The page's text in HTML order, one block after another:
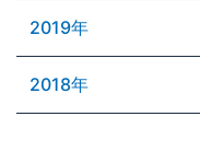
2019年
2018年